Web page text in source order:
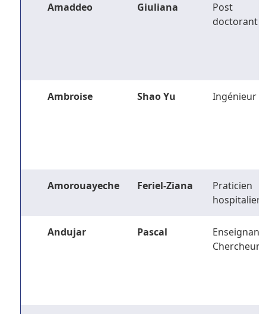
Amaddeo Giuliana
Post
doctorant
Ambroise Shao Yu Ingénieur
Amorouayeche Feriel-Ziana
Praticien
hospitalier
Andujar Pascal
Enseignant-
Chercheur